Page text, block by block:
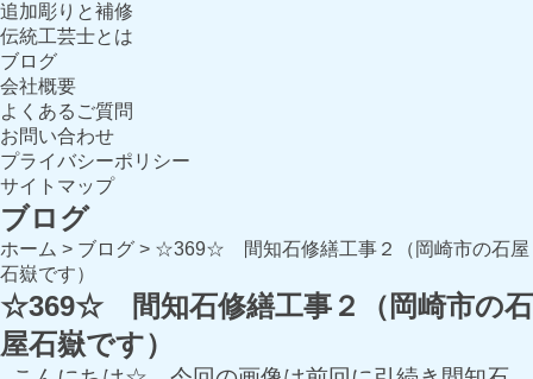
追加彫りと補修
伝統工芸士とは
ブログ
会社概要
よくあるご質問
お問い合わせ
プライバシーポリシー
サイトマップ
ブログ
ホーム > ブログ > ☆369☆ 間知石修繕工事２（岡崎市の石屋
石嶽です）
☆369☆ 間知石修繕工事２（岡崎市の石
屋石嶽です）